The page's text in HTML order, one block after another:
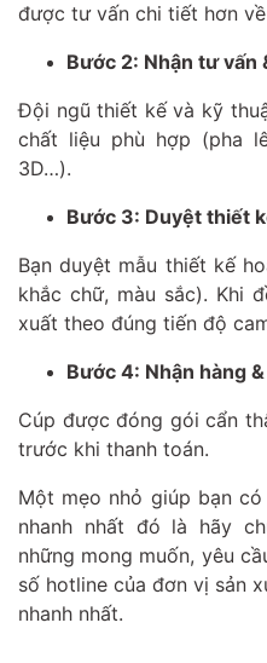
được tư vấn chi tiết hơn
Bước 2: Nhận tư vấn
Đội ngũ thiết kế và kỹ
chất liệu phù hợp (pha
3D…).
Bước 3: Duyệt thiết
Bạn duyệt mẫu thiết kế
khắc chữ, màu sắc). Khi
xuất theo đúng tiến độ
Bước 4: Nhận hàng
Cúp được đóng gói cẩn
trước khi thanh toán.
Một mẹo nhỏ giúp bạn
nhanh nhất đó là hãy
những mong muốn, yêu
số hotline của đơn vị sản
nhanh nhất.